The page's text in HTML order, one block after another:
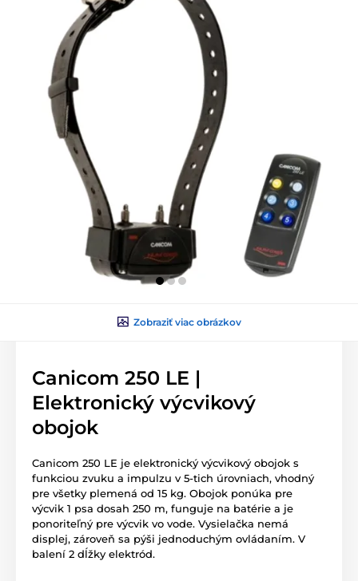
Zobraziť viac obrázkov
Canicom 250 LE |
Elektronický výcvikový
obojok
Canicom 250 LE je elektronický výcvikový obojok s
funkciou zvuku a impulzu v 5-tich úrovniach, vhodný
pre všetky plemená od 15 kg. Obojok ponúka pre
výcvik 1 psa dosah 250 m, funguje na batérie a je
ponoriteľný pre výcvik vo vode. Vysielačka nemá
displej, zároveň sa pýši jednoduchým ovládaním. V
balení 2 dĺžky elektród.